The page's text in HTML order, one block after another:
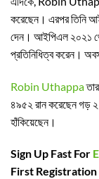
করেছেন। এরপর তিনি
দেন। আইপিএল ২০২১
প্রতিনিধিত্ব করেন।
Robin Uthappa
৪৯৫২ রান করেছেন গড়
হাঁকিয়েছেন।
Sign Up Fast For
First Registration